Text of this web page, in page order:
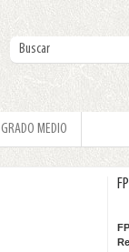
GRADO MEDIO